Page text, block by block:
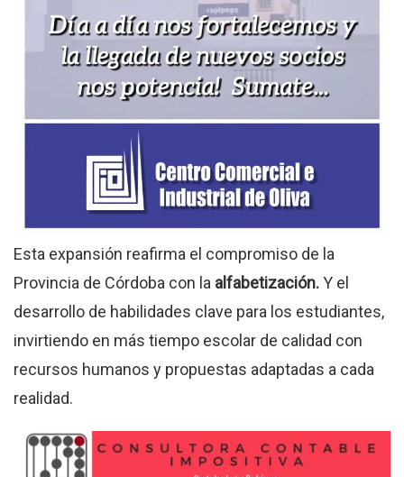
Esta expansión reafirma el compromiso de la
Provincia de Córdoba con la alfabetización.Y el
desarrollo de habilidades clave para los estudiantes,
invirtiendo en más tiempo escolar de calidad con
recursos humanos y propuestas adaptadas a cada
realidad.